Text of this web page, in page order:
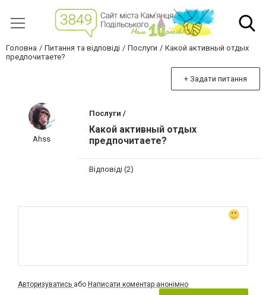
Головна Питання та відповіді Послуги
Какой активный отдых
предпочитаете?
+ Задати питання
Ahss
Послуги /
Какой активный отдых
предпочитаете?
Відповіді (2)
Авторизуватись або Написати коментар анонімно